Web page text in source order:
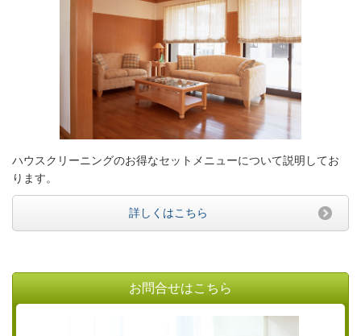
ハウスクリーニングのお得なセットメニューについて説明してお
ります。
詳しくはこちら
お問合せはこちら